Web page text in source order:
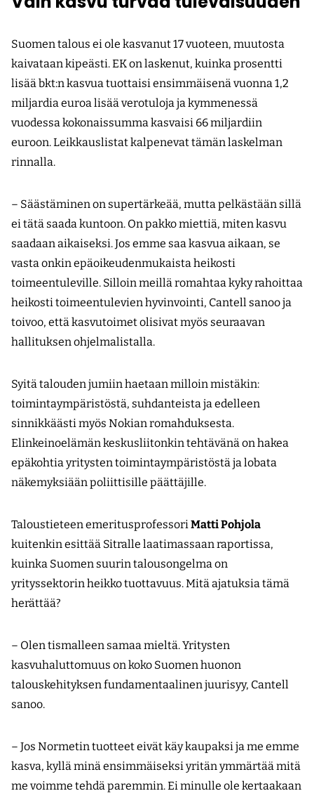
Suomen talous ei ole kasvanut 17 vuoteen, muutosta
kaivataan kipeästi. EK on laskenut, kuinka prosentti
lisää bkt:n kasvua tuottaisi ensimmäisenä vuonna 1,2
miljardia euroa lisää verotuloja ja kymmenessä
vuodessa kokonaissumma kasvaisi 66 miljardiin
euroon. Leikkauslistat kalpenevat tämän laskelman
rinnalla.
– Säästäminen on supertärkeää, mutta pelkästään sillä
ei tätä saada kuntoon. On pakko miettiä, miten kasvu
saadaan aikaiseksi. Jos emme saa kasvua aikaan, se
vasta onkin epäoikeudenmukaista heikosti
toimeentuleville. Silloin meillä romahtaa kyky rahoittaa
heikosti toimeentulevien hyvinvointi, Cantell sanoo ja
toivoo, että kasvutoimet olisivat myös seuraavan
hallituksen ohjelmalistalla.
Syitä talouden jumiin haetaan milloin mistäkin:
toimintaympäristöstä, suhdanteista ja edelleen
sinnikkäästi myös Nokian romahduksesta.
Elinkeinoelämän keskusliitonkin tehtävänä on hakea
epäkohtia yritysten toimintaympäristöstä ja lobata
näkemyksiään poliittisille päättäjille.
Taloustieteen emeritusprofessoriMatti Pohjola
kuitenkin esittää Sitralle laatimassaan raportissa,
kuinka Suomen suurin talousongelma on
yrityssektorin heikko tuottavuus. Mitä ajatuksia tämä
herättää?
– Olen tismalleen samaa mieltä. Yritysten
kasvuhaluttomuus on koko Suomen huonon
talouskehityksen fundamentaalinen juurisyy, Cantell
sanoo.
– Jos Normetin tuotteet eivät käy kaupaksi ja me emme
kasva, kyllä minä ensimmäiseksi yritän ymmärtää mitä
me voimme tehdä paremmin. Ei minulle ole kertaakaan